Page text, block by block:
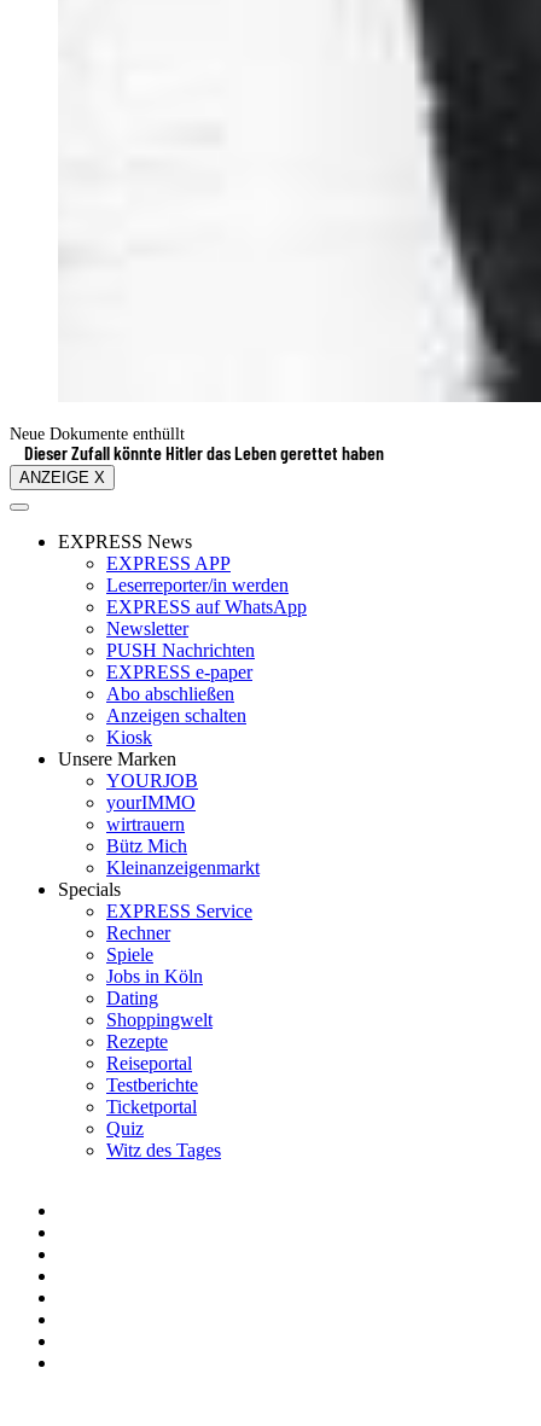
Neue Dokumente enthüllt
Dieser Zufall könnte Hitler das Leben gerettet haben
ANZEIGE X
EXPRESS News
EXPRESS APP
Leserreporter/in werden
EXPRESS auf WhatsApp
Newsletter
PUSH Nachrichten
EXPRESS e-paper
Abo abschließen
Anzeigen schalten
Kiosk
Unsere Marken
YOURJOB
yourIMMO
wirtrauern
Bütz Mich
Kleinanzeigenmarkt
Specials
EXPRESS Service
Rechner
Spiele
Jobs in Köln
Dating
Shoppingwelt
Rezepte
Reiseportal
Testberichte
Ticketportal
Quiz
Witz des Tages